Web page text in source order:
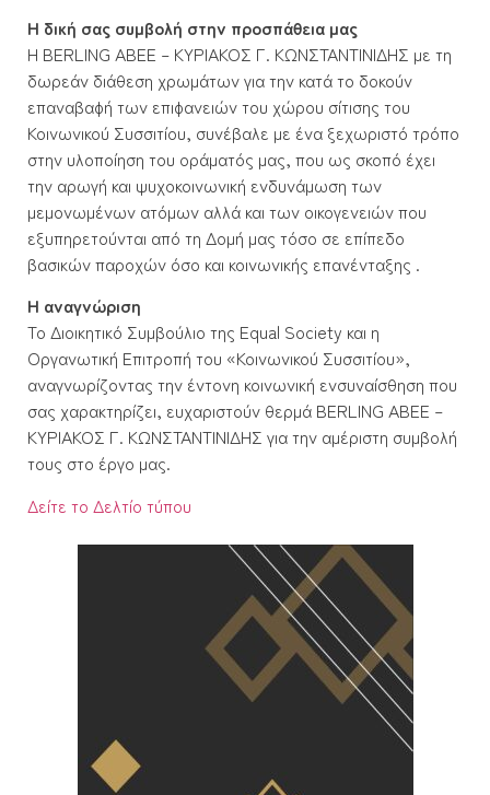
Η δική σας συμβολή στην προσπάθεια μας
Η BERLING ABEE – ΚΥΡΙΑΚΟΣ Γ. ΚΩΝΣΤΑΝΤΙΝΙΔΗΣ με τη
δωρεάν διάθεση χρωμάτων για την κατά το δοκούν
επαναβαφή των επιφανειών του χώρου σίτισης του
Κοινωνικού Συσσιτίου, συνέβαλε με ένα ξεχωριστό τρόπο
στην υλοποίηση του οράματός μας, που ως σκοπό έχει
την αρωγή και ψυχοκοινωνική ενδυνάμωση των
μεμονωμένων ατόμων αλλά και των οικογενειών που
εξυπηρετούνται από τη Δομή μας τόσο σε επίπεδο
βασικών παροχών όσο και κοινωνικής επανένταξης .
Η αναγνώριση
Το Διοικητικό Συμβούλιο της Equal Society και η
Οργανωτική Επιτροπή του «Κοινωνικού Συσσιτίου»,
αναγνωρίζοντας την έντονη κοινωνική ενσυναίσθηση που
σας χαρακτηρίζει, ευχαριστούν θερμά BERLING ABEE –
ΚΥΡΙΑΚΟΣ Γ. ΚΩΝΣΤΑΝΤΙΝΙΔΗΣ για την αμέριστη συμβολή
τους στο έργο μας.
Δείτε το Δελτίο τύπου